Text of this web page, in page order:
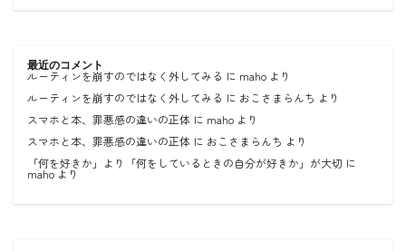
最近のコメント
ルーティンを崩すのではなく外してみる に maho より
ルーティンを崩すのではなく外してみる に おこさまらんち より
スマホと本、罪悪感の違いの正体 に maho より
スマホと本、罪悪感の違いの正体 に おこさまらんち より
「何を好きか」より「何をしているときの自分が好きか」が大切 に
mahoより